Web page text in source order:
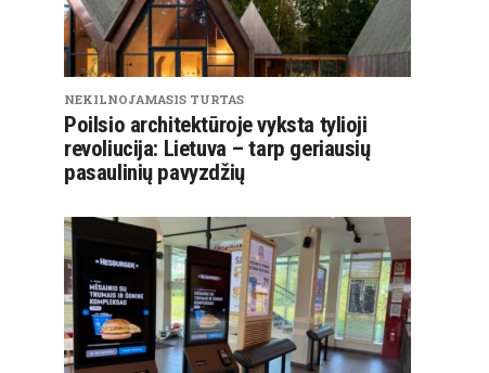
NEKILNOJAMASIS TURTAS
Poilsio architektūroje vyksta tylioji
revoliucija: Lietuva – tarp geriausių
pasaulinių pavyzdžių